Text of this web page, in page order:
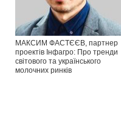
МАКСИМ ФАСТЄЄВ, партнер
проектів Інфагро: Про тренди
світового та українського
молочних ринків